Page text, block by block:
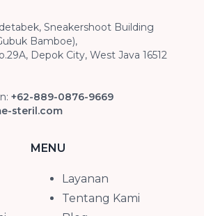
Sneakershoot Building
Bamboe),
Depok City, West Java 16512
+62-889-0876-9669
steril.com
MENU
Layanan
Tentang Kami